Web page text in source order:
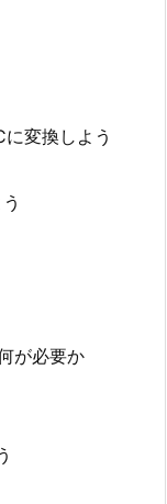
変換しよう
が必要か